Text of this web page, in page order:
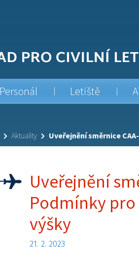
Personál
Letiště
Aktuality Uveřejnění směrnice
Uveřejnění
Podmínky
výšky
21. 2. 2023